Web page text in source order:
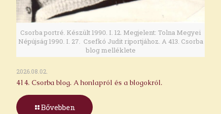
Csorba portré. Készült 1990. I. 12. Megjelent: Tolna Megyei
Népújság 1990. I. 27. Csefkó Judit riportjához. A 413. Csorba
blog melléklete
2026.08.02.
414. Csorba blog. A honlapról és a blogokról.
Bővebben